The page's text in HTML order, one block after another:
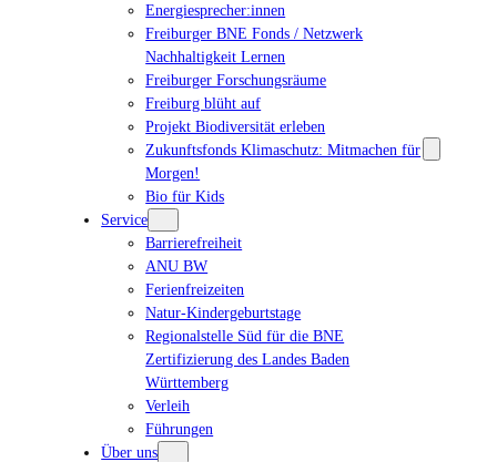
Energiesprecher:innen
Freiburger BNE Fonds / Netzwerk
Nachhaltigkeit Lernen
Freiburger Forschungsräume
Freiburg blüht auf
Projekt Biodiversität erleben
Zukunftsfonds Klimaschutz: Mitmachen für
Morgen!
Bio für Kids
Service
Barrierefreiheit
ANU BW
Ferienfreizeiten
Natur-Kindergeburtstage
Regionalstelle Süd für die BNE
Zertifizierung des Landes Baden
Württemberg
Verleih
Führungen
Über uns